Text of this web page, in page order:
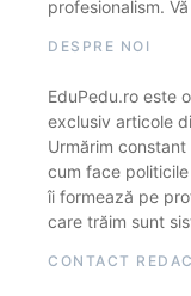
profesionalism.
DESPRE NOI
EduPedu.ro este
exclusiv articole
Urmărim
cum face
îi formează pe
care trăim sunt
CONTACT